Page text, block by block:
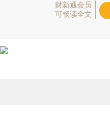
财新通会员
可畅读全文